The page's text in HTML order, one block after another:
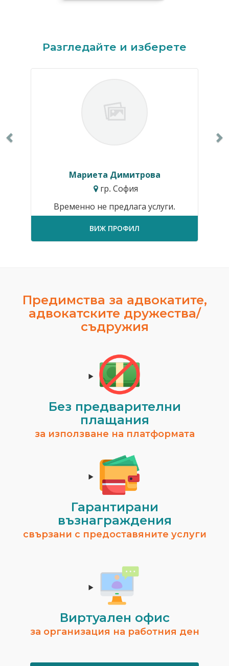
Разгледайте и изберете
Мариета Димитрова
гр. София
Временно не предлага услуги.
ВИЖ ПРОФИЛ
Предимства за адвокатите,
адвокатските дружества/
съдружия
Без предварителни
плащания
за използване на платформата
Гарантирани
възнаграждения
свързани с предоставяните услуги
Виртуален офис
за организация на работния ден